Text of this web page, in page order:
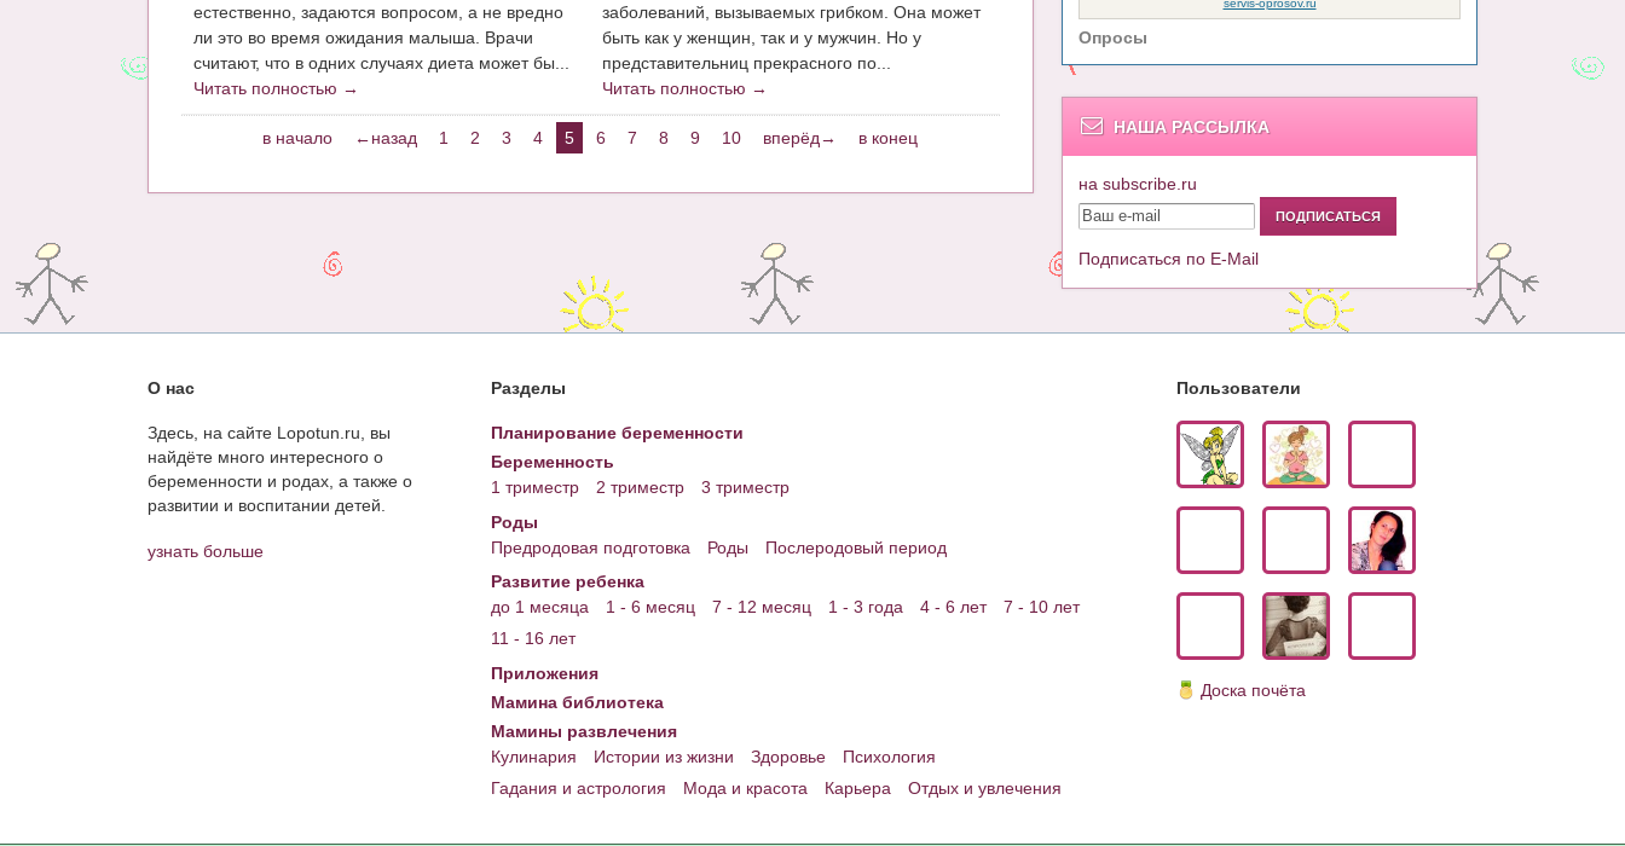
естественно, задаются вопросом, а не вредно
ли это во время ожидания малыша. Врачи
считают, что в одних случаях диета может бы...
Читать полностью →
заболеваний, вызываемых грибком. Она может
быть как у женщин, так и у мужчин. Но у
представительниц прекрасного по...
Читать полностью →
в начало ←назад 1 2 3 4 5 6 7 8 9 10 вперёд→ в конец
Опросы
НАША РАССЫЛКА
на subscribe.ru
Подписаться по E-Mail
О нас
Здесь, на сайте Lopotun.ru, вы
найдёте много интересного о
беременности и родах, а также о
развитии и воспитании детей.
узнать больше
Разделы
Планирование беременности
Беременность
1 триместр
2 триместр
3 триместр
Роды
Предродовая подготовка
Роды
Послеродовый период
Развитие ребенка
до 1 месяца
1 - 6 месяц 7 - 12 месяц 1 - 3 года 4 - 6 лет
7 - 10 лет
11 - 16 лет
Приложения
Мамина библиотека
Мамины развлечения
Кулинария
Истории из жизни Здоровье
Психология
Гадания и астрология
Мода и красота Карьера Отдых и увлечения
Пользователи
Доска почёта